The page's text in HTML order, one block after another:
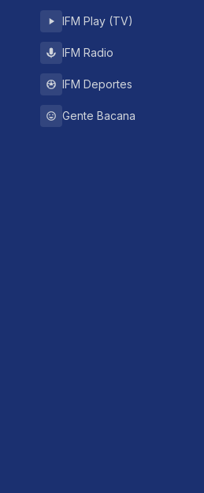
IFM Play (TV)
IFM Radio
IFM Deportes
Gente Bacana